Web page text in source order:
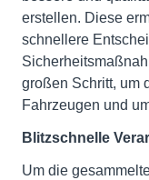
erstellen. Diese
schnellere
großen Schritt, um
Fahrzeugen und
Blitzschnelle
Um die